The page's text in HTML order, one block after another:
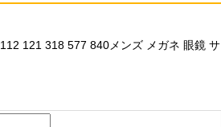
121 318 577 840メンズ メガネ 眼鏡 サ